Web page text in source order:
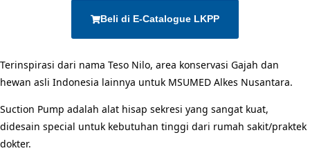
Beli di E-Catalogue LKPP
Terinspirasi dari nama Teso Nilo, area konservasi Gajah dan
hewan asli Indonesia lainnya untuk MSUMED Alkes Nusantara.
Suction Pump adalah alat hisap sekresi yang sangat kuat,
didesain special untuk kebutuhan tinggi dari rumah sakit/praktek
dokter.